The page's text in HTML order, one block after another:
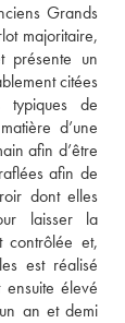
Grands
majoritaire,
présente un
citées
de
d’une
afin d’être
afin de
dont elles
laisser la
contrôlée et,
est réalisé
élevé
an et demi